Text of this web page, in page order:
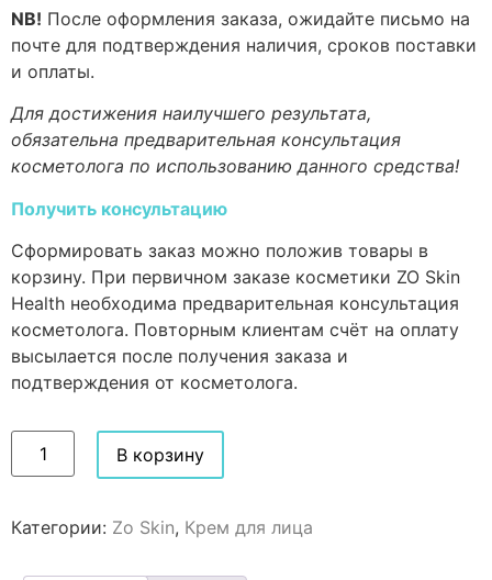
NB! После оформления заказа, ожидайте письмо на
почте для подтверждения наличия, сроков поставки
и оплаты.
Для достижения наилучшего результата,
обязательна предварительная консультация
косметолога по использованию данного средства!
Получить консультацию
Сформировать заказ можно положив товары в
корзину. При первичном заказе косметики ZO Skin
Health необходима предварительная консультация
косметолога. Повторным клиентам счёт на оплату
высылается после получения заказа и
подтверждения от косметолога.
В корзину
Категории: Zo Skin, Крем для лица